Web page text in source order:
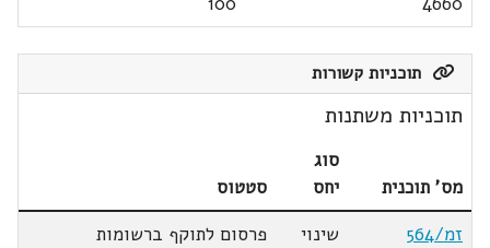
תוכניות קשורות
תוכניות משתנות
מס' תוכנית
סוג
יחס
סטטוס
זמ/564
שינוי
פרסום לתוקף ברשומות